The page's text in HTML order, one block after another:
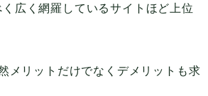
広く網羅しているサイトほど上位
メリットだけでなくデメリットも求